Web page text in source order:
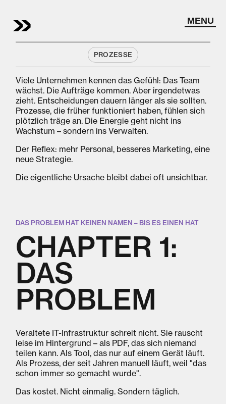
MENU
CRAFT | DIGITAL TRANSFORMATION
DIE STILLE
BREMSE
Warum veraltete IT-Infrastruktur dein Wachstum
blockiert
PROZESSE
Viele Unternehmen kennen das Gefühl: Das Team
wächst. Die Aufträge kommen. Aber irgendetwas
zieht. Entscheidungen dauern länger als sie sollten.
Prozesse, die früher funktioniert haben, fühlen sich
plötzlich träge an. Die Energie geht nicht ins
Wachstum – sondern ins Verwalten.
Der Reflex: mehr Personal, besseres Marketing, eine
neue Strategie.
Die eigentliche Ursache bleibt dabei oft unsichtbar.
DAS PROBLEM HAT KEINEN NAMEN – BIS ES EINEN HAT
CHAPTER 1:
DAS
PROBLEM
Veraltete IT-Infrastruktur schreit nicht. Sie rauscht
leise im Hintergrund – als PDF, das sich niemand
teilen kann. Als Tool, das nur auf einem Gerät läuft.
Als Prozess, der seit Jahren manuell läuft, weil "das
schon immer so gemacht wurde".
Das kostet. Nicht einmalig. Sondern täglich.